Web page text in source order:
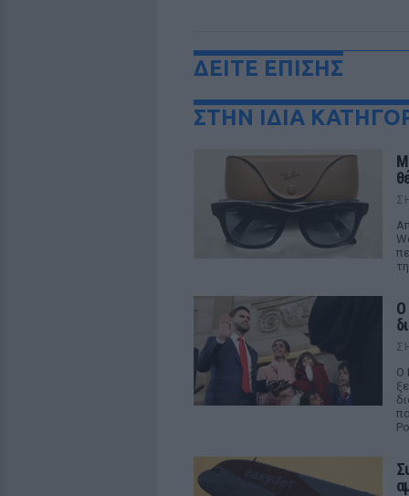
ΔΕΙΤΕ ΕΠΙΣΗΣ
ΣΤΗΝ ΙΔΙΑ
Ο
Ο